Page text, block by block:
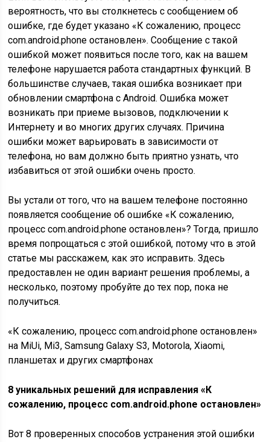
вероятность, что вы столкнетесь с сообщением об
ошибке, где будет указано «К сожалению, процесс
com.android.phone остановлен». Сообщение с такой
ошибкой может появиться после того, как на вашем
телефоне нарушается работа стандартных функций. В
большинстве случаев, такая ошибка возникает при
обновлении смартфона с Android. Ошибка может
возникать при приеме вызовов, подключении к
Интернету и во многих других случаях. Причина
ошибки может варьировать в зависимости от
телефона, но вам должно быть приятно узнать, что
избавиться от этой ошибки очень просто.
Вы устали от того, что на вашем телефоне постоянно
появляется сообщение об ошибке «К сожалению,
процесс com.android.phone остановлен»? Тогда, пришло
время попрощаться с этой ошибкой, потому что в этой
статье мы расскажем, как это исправить. Здесь
предоставлен не один вариант решения проблемы, а
несколько, поэтому пробуйте до тех пор, пока не
получиться.
«К сожалению, процесс com.android.phone остановлен»
на MiUi, Mi3, Samsung Galaxy S3, Motorola, Xiaomi,
планшетах и других смартфонах
8 уникальных решений для исправления «К
сожалению, процесс com.android.phone остановлен»
Вот 8 проверенных способов устранения этой ошибки